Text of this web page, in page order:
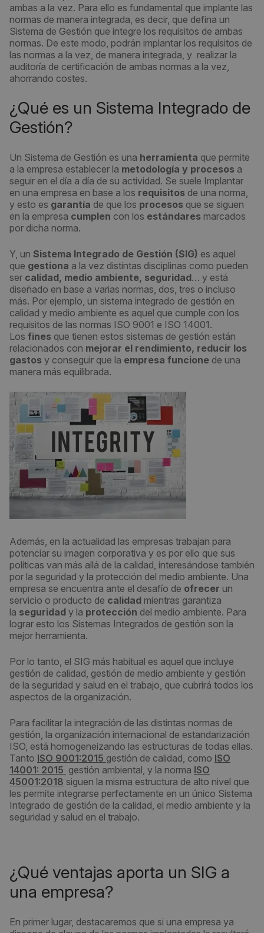
ambas a la vez. Para ello es fundamental que implante las
normas de manera integrada, es decir, que defina un
Sistema de Gestión que integre los requisitos de ambas
normas. De este modo, podrán implantar los requisitos de
las normas a la vez, de manera integrada, y realizar la
auditoría de certificación de ambas normas a la vez,
ahorrando costes.
¿Qué es un Sistema Integrado de
Gestión?
Un Sistema de Gestión es una herramienta que permite
a la empresa establecer la metodología y procesos a
seguir en el día a día de su actividad. Se suele Implantar
en una empresa en base a los requisitos de una norma,
y esto es garantía de que los procesos que se siguen
en la empresa cumplen con los estándares marcados
por dicha norma.
Y, un Sistema Integrado de Gestión (SIG) es aquel
que gestiona a la vez distintas disciplinas como pueden
ser calidad, medio ambiente, seguridad… y está
diseñado en base a varias normas, dos, tres o incluso
más. Por ejemplo, un sistema integrado de gestión en
calidad y medio ambiente es aquel que cumple con los
requisitos de las normas ISO 9001 e ISO 14001.
Los fines que tienen estos sistemas de gestión están
relacionados con mejorar el rendimiento, reducir los
gastos y conseguir que la empresa funcione de una
manera más equilibrada.
Además, en la actualidad las empresas trabajan para
potenciar su imagen corporativa y es por ello que sus
políticas van más allá de la calidad, interesándose también
por la seguridad y la protección del medio ambiente. Una
empresa se encuentra ante el desafío de ofrecer un
servicio o producto de calidad mientras garantiza
la seguridad y la protección del medio ambiente. Para
lograr esto los Sistemas Integrados de gestión son la
mejor herramienta.
Por lo tanto, el SIG más habitual es aquel que incluye
gestión de calidad, gestión de medio ambiente y gestión
de la seguridad y salud en el trabajo, que cubrirá todos los
aspectos de la organización.
Para facilitar la integración de las distintas normas de
gestión, la organización internacional de estandarización
ISO, está homogeneizando las estructuras de todas ellas.
Tanto ISO 9001:2015 gestión de calidad, como ISO
14001: 2015 gestión ambiental, y la norma ISO
45001:2018 siguen la misma estructura de alto nivel que
les permite integrarse perfectamente en un único Sistema
Integrado de gestión de la calidad, el medio ambiente y la
seguridad y salud en el trabajo.
¿Qué ventajas aporta un SIG a
una empresa?
En primer lugar, destacaremos que si una empresa ya